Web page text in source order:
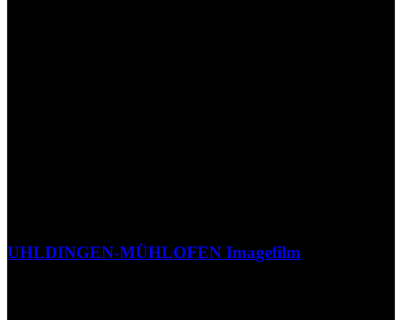
UHLDINGEN-MÜHLOFEN Imagefilm